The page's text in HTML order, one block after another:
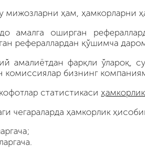
мижозларни ҳам,
амалга оширган
рефераллардан қўшимча
амалиётдан фарқли ўлароқ,
комиссиялар бизнинг
статистикаси
чегараларда ҳамкорлик